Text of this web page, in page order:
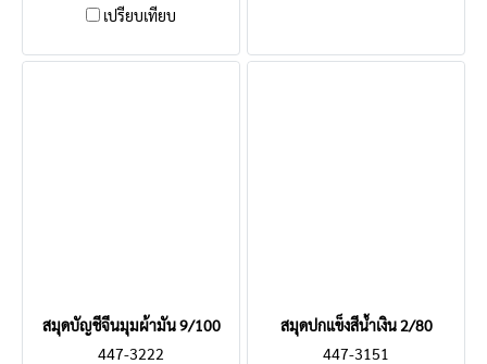
เปรียบเทียบ
สมุดบัญชีจีนมุมผ้ามัน 9/100
447-3222
สมุดปกแข็งสีน้ำเงิน 2/80
447-3151